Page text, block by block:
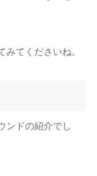
みてくださいね。
ンドの紹介でし